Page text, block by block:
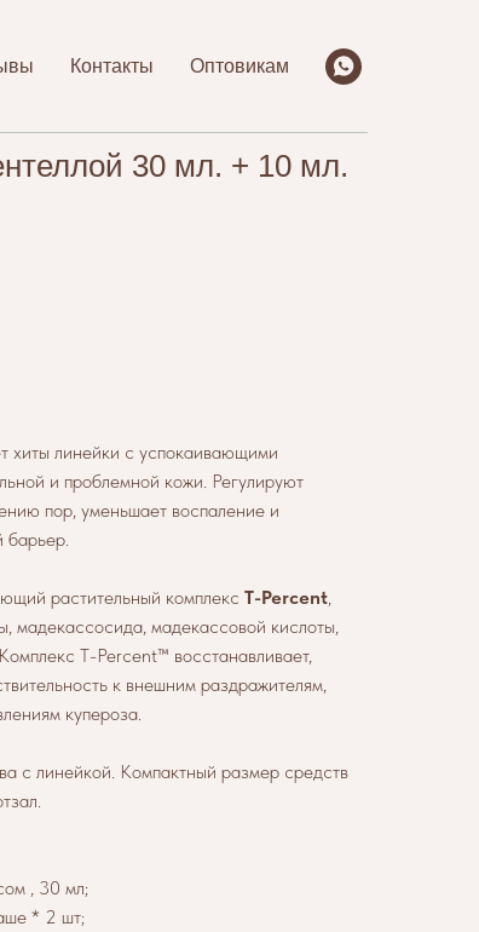
Контакты Оптовикам
30 мл. + 10 мл.
хиты линейки с успокаивающими
и проблемной кожи. Регулируют
пор, уменьшает воспаление и
растительный комплекс T-Percent
мадекассосида, мадекассовой кислоты,
T-Percent™ восстанавливает,
к внешним раздражителям,
купероза.
с линейкой. Компактный размер средств
, 30 мл;
* 2 шт;